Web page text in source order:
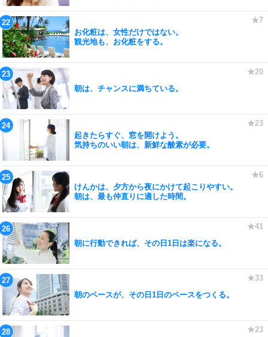
お化粧は、女性だけではない。
観光地も、お化粧をする。
朝は、チャンスに満ちている。
起きたらすぐ、窓を開けよう。
気持ちのいい朝は、新鮮な酸素が必要。
けんかは、夕方から夜にかけて起こりやすい。
朝は、最も仲直りに適した時間。
朝に行動できれば、その日1日は楽になる。
朝のペースが、その日1日のペースをつくる。